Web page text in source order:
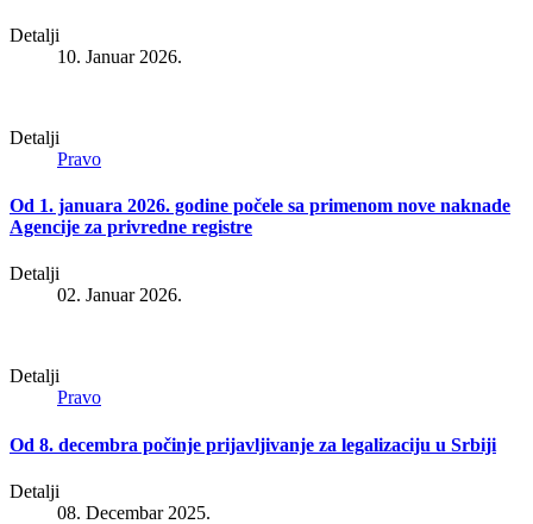
Detalji
10. Januar 2026.
Detalji
Pravo
Od 1. januara 2026. godine počele sa primenom nove naknade
Agencije za privredne registre
Detalji
02. Januar 2026.
Detalji
Pravo
Od 8. decembra počinje prijavljivanje za legalizaciju u Srbiji
Detalji
08. Decembar 2025.